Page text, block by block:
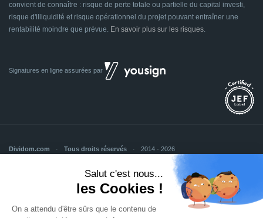
convient de connaître : risque de perte totale ou partielle du capital investi,
risque d'illiquidité et risque opérationnel du projet pouvant entraîner une
rentabilité moindre que prévue. En savoir plus sur les risques.
Signatures en ligne assurées par
Dividom.com Tous droits réservés 2014 - 2026
CGU CGV Confidentialité Cookies